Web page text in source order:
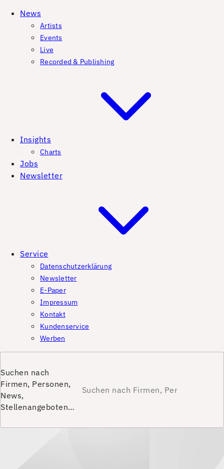
News
Artists
Events
Live
Recorded & Publishing
Insights
Charts
Jobs
Newsletter
Service
Datenschutzerklärung
Newsletter
E-Paper
Impressum
Kontakt
Kundenservice
Werben
Suchen nach
Firmen, Personen,
News,
Stellenangeboten…